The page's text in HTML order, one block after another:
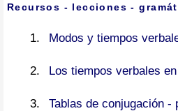
Recursos - lecciones -
Modos y tiempos
Los tiempos verbales
Tablas de conjugación -